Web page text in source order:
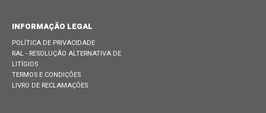
INFORMAÇÃO LEGAL
POLÍTICA DE PRIVACIDADE
RAL - RESOLUÇÃO ALTERNATIVA DE
LITÍGIOS
TERMOS E CONDIÇÕES
LIVRO DE RECLAMAÇÕES